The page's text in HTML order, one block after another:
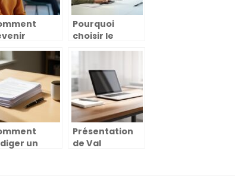
: formation
Pourquoi
choisir le
master en
Nexa pour
booster votre
carrière
un
Présentation
de Val